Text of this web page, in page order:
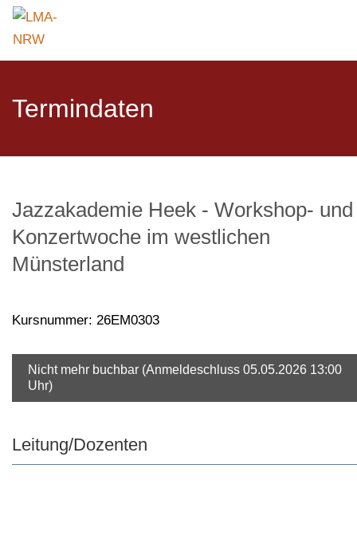
Termindaten
Jazzakademie Heek - Workshop- und
Konzertwoche im westlichen
Münsterland
Kursnummer: 26EM0303
Nicht mehr buchbar (Anmeldeschluss 05.05.2026 13:00
Uhr)
Leitung/Dozenten